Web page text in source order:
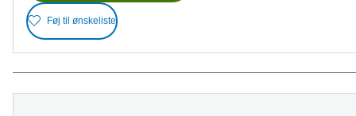
Føj til ønskeliste